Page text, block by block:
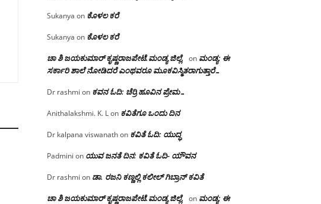
Sukanya on ಕೊಳಲ ಕರೆ
Sukanya on ಕೊಳಲ ಕರೆ
ಚಾ ಶಿ ಜಯಕುಮಾರ್ ಕೃಷ್ಣರಾಜಪೇಟೆ.ಮಂಡ್ಯ ಜಿಲ್ಲೆ. on ಮಂಡ್ಯ: ಈ
ಸರ್ಕಾರಿ ಶಾಲೆ ನೋಡಿದರೆ ಎಂಥವರೂ ಮೂಕವಿಸ್ಮಿತರಾಗುತ್ತಾರೆ…
Dr rashmi on ಕವನ ಓದಿ: ಚೆರ್ರಿ ಹೂವಿನ ಪ್ರೇಮ…
Anithalakshmi. K. Lon ಕವಿತೆಗೂ ಒಂದು ದಿನ
Dr kalpana viswanathon ಕವಿತೆ ಓದಿ: ಯುದ್ಧ
Padmini on ಯುವ ಜನತೆ ದಿನ: ಕವಿತೆ ಓದಿ- ಯೌವನ
Dr rashmi on ಡಾ. ರಜನಿ‌ ಕಣ್ಣಲ್ಲಿ ಕಲೀಲ್ ಗಿಬ್ರಾನ್ ಕವಿತೆ
ಚಾ ಶಿ ಜಯಕುಮಾರ್ ಕೃಷ್ಣರಾಜಪೇಟೆ.ಮಂಡ್ಯ ಜಿಲ್ಲೆ. on ಮಂಡ್ಯ: ಈ